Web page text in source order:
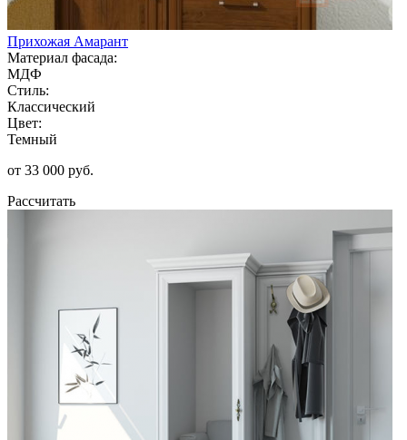
Прихожая Амарант
Материал фасада:
МДФ
Стиль:
Классический
Цвет:
Темный
от 33 000 руб.
Рассчитать